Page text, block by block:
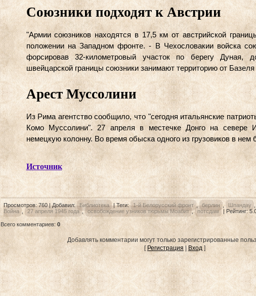
Союзники подходят к Австрии
"Армии союзников находятся в 17,5 км от австрийской
положении на Западном фронте. - В Чехословакии войска
форсировав 32-километровый участок по берегу Дуная,
швейцарской границы союзники занимают территорию от Базеля
Арест Муссолини
Из Рима агентство сообщило, что "сегодня итальянские
Комо Муссолини". 27 апреля в местечке Донго на севере
немецкую колонну. Во время обыска одного из грузовиков в
Источник
Просмотров: 760|Добавил: Библиотека |Теги: 1-й Белорусский фронт , берлин , Шпандау
Война
27 апреля 1945 года , освобождение узников тюрьмы Моабит , потсдам | Рейтинг:
Всего комментариев: 0
Добавлять комментарии могут только зарегистрированные
[ Регистрация Вход ]